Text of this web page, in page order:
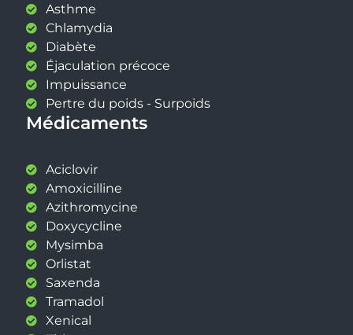
Asthme
Chlamydia
Diabète
Éjaculation précoce
Impuissance
Pertre du poids - Surpoids
Médicaments
Aciclovir
Amoxicilline
Azithromycine
Doxycycline
Mysimba
Orlistat
Saxenda
Tramadol
Xenical